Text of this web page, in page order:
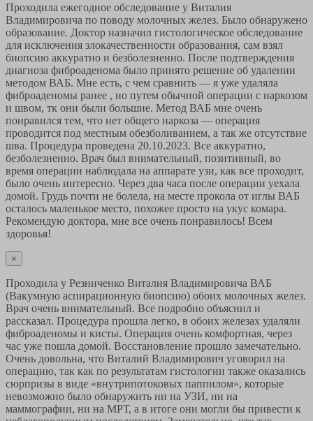
Проходила ежегодное обследование у Виталия
Владимировича по поводу молочных желез. Было обнаружено
образование. Доктор назначил гистологическое обследование
для исключения злокачественности образования, сам взял
биопсию аккуратно и безболезненно. После подтверждения
диагноза фиброаденома было принято решение об удалении
методом ВАБ. Мне есть, с чем сравнить — я уже удаляла
фиброаденомы ранее , но путем обычной операции с наркозом
и швом, тк они были большие. Метод ВАБ мне очень
понравился тем, что нет общего наркоза — операция
проводится под местным обезболиванием, а так же отсутствие
шва. Процедура проведена 20.10.2023. Все аккуратно,
безболезненно. Врач был внимательный, позитивный, во
время операции наблюдала на аппарате узи, как все проходит,
было очень интересно. Через два часа после операции уехала
домой. Грудь почти не болела, на месте прокола от иглы ВАБ
осталось маленькое место, похожее просто на укус комара.
Рекомендую доктора, мне все очень понравилось! Всем
здоровья!
×
Проходила у Резниченко Виталия Владимировича ВАБ
(Вакумную аспирационную биопсию) обоих молочных желез.
Врач очень внимательный. Все подробно объяснил и
рассказал. Процедура прошла легко, в обоих железах удаляли
фиброаденомы и кисты. Операция очень комфортная, через
час уже пошла домой. Восстановление прошло замечательно.
Очень довольна, что Виталий Владимирович уговорил на
операцию, так как по результатам гистологии также оказались
сюрпризы в виде «внутрипотоковых паппилом», которые
невозможно было обнаружить ни на УЗИ, ни на
маммографии, ни на МРТ, а в итоге они могли бы привести к